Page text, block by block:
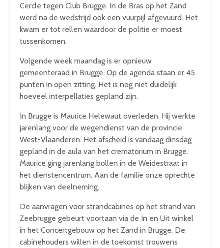
Cercle tegen Club Brugge. In de Bras op het Zand
werd na de wedstrijd ook een vuurpijl afgevuurd. Het
kwam er tot rellen waardoor de politie er moest
tussenkomen.
Volgende week maandag is er opnieuw
gemeenteraad in Brugge. Op de agenda staan er 45
punten in open zitting. Het is nog niet duidelijk
hoeveel interpellaties gepland zijn.
In Brugge is Maurice Helewaut overleden. Hij werkte
jarenlang voor de wegendienst van de provincie
West-Vlaanderen. Het afscheid is vandaag dinsdag
gepland in de aula van het crematorium in Brugge.
Maurice ging jarenlang bollen in de Weidestraat in
het dienstencentrum. Aan de familie onze oprechte
blijken van deelneming.
De aanvragen voor strandcabines op het strand van
Zeebrugge gebeurt voortaan via de In en Uit winkel
in het Concertgebouw op het Zand in Brugge. De
cabinehouders willen in de toekomst trouwens